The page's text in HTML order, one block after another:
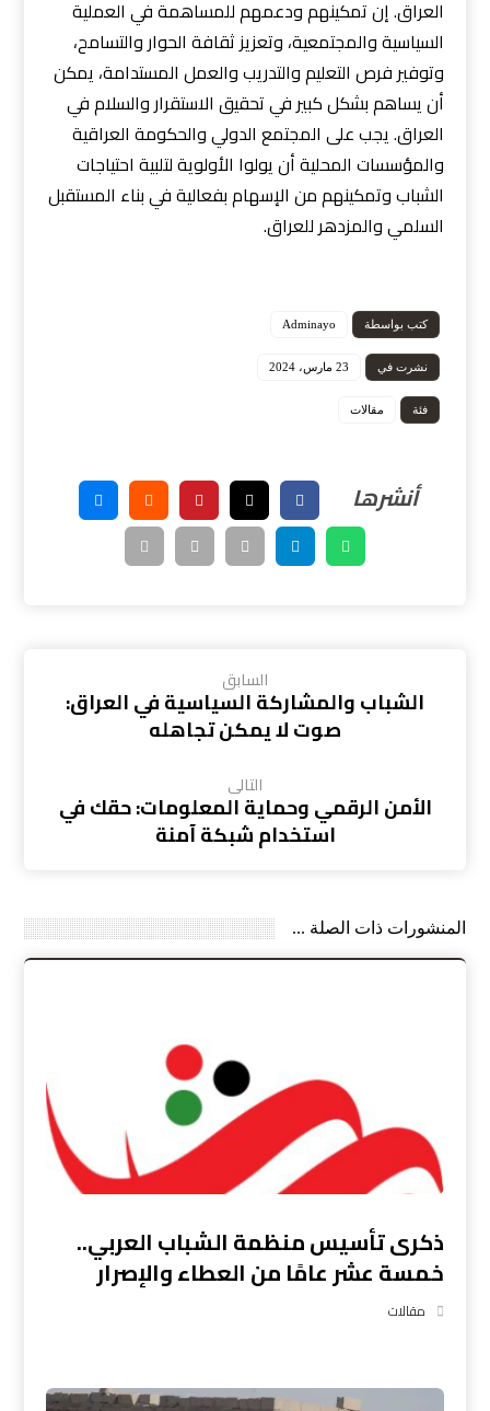
العراق. إن تمكينهم ودعمهم للمساهمة في العملية
السياسية والمجتمعية، وتعزيز ثقافة الحوار والتسامح،
وتوفير فرص التعليم والتدريب والعمل المستدامة، يمكن
أن يساهم بشكل كبير في تحقيق الاستقرار والسلام في
العراق. يجب على المجتمع الدولي والحكومة العراقية
والمؤسسات المحلية أن يولوا الأولوية لتلبية احتياجات
الشباب وتمكينهم من الإسهام بفعالية في بناء المستقبل
السلمي والمزدهر للعراق.
كتب بواسطة Adminayo
نشرت في 23 مارس، 2024
فئة مقالات
السابق
الشباب والمشاركة السياسية في العراق:
صوت لا يمكن تجاهله
التالى
الأمن الرقمي وحماية المعلومات: حقك في
استخدام شبكة آمنة
المنشورات ذات الصلة ...
ذكرى تأسيس منظمة الشباب العربي..
خمسة عشر عامًا من العطاء والإصرار
مقالات